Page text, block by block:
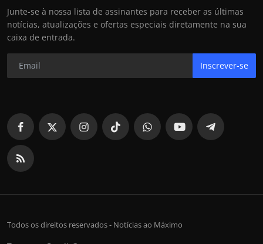
Junte-se à nossa lista de assinantes para receber as últimas
notícias, atualizações e ofertas especiais diretamente na sua
caixa de entrada.
Inscrever-se
Todos os direitos reservados - Notícias ao Máximo